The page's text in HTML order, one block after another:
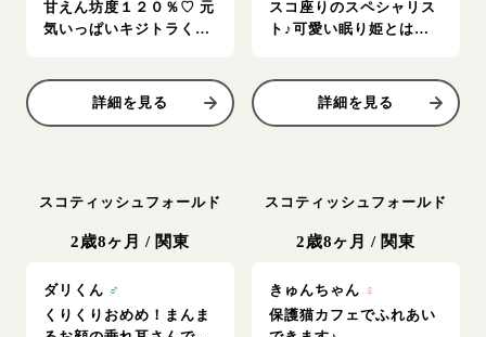
甘えん坊度１２０％♡ 元
気いっぱいキジトラく
詳細を見る
スコ座りのスペシャリス
ト♪可愛い眠り姫とは私
詳細を見る
スコティッシュフォールド
2歳8ヶ月 / 関東
ダリくん ♂
くりくりおめめ！まんま
スコティッシュフォールド
2歳8ヶ月 / 関東
きゅんちゃん ♀
保護猫カフェでふれあい